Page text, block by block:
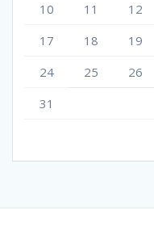
10
11 12
17
18 19
24
25 26
31